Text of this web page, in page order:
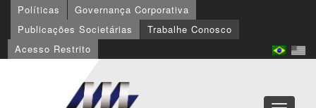
Políticas
Governança Corporativa
Publicações Societárias
Trabalhe Conosco
Acesso Restrito